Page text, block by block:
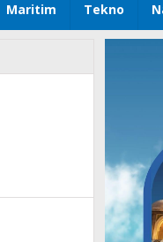
Maritim Tekno